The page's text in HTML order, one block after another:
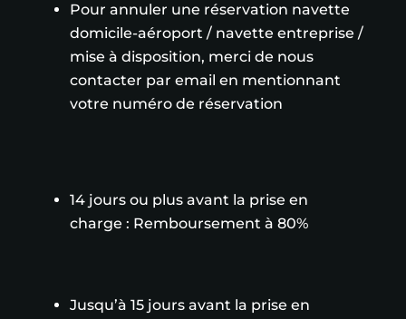
Pour annuler une réservation navette
domicile-aéroport / navette entreprise /
mise à disposition, merci de nous
contacter par email en mentionnant
votre numéro de réservation
14 jours ou plus avant la prise en
charge : Remboursement à 80%
Jusqu’à 15 jours avant la prise en